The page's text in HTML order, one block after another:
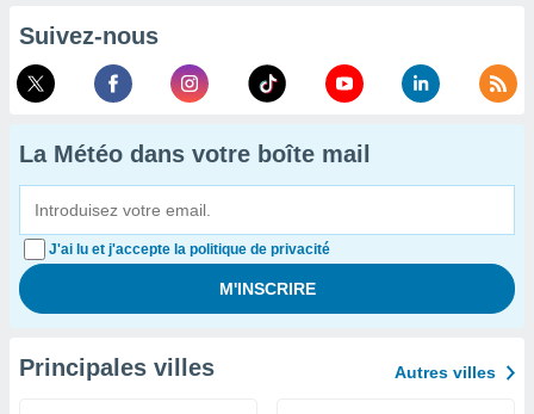
Suivez-nous
La Météo dans votre boîte mail
J'ai lu et j'accepte la politique de privacité
Principales villes Autres villes